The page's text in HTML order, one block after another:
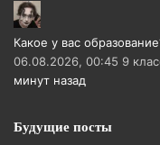
Какое у вас
06.08.2026, 00:45 9
минут назад
Будущие посты